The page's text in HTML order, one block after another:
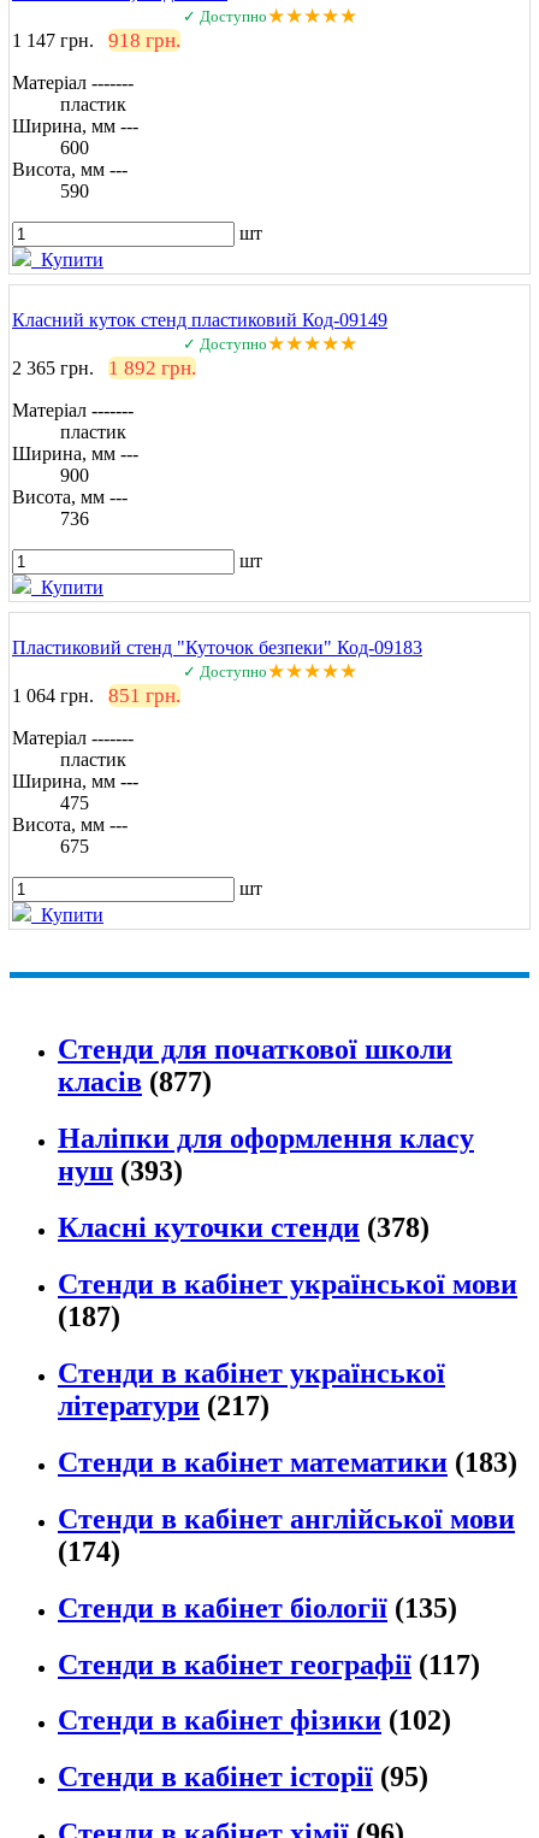
✓ Доступно★★★★★
1 147 грн. 918 грн.
Матеріал -------
пластик
Ширина, мм ---
600
Висота, мм ---
590
шт
Купити
Класний куток стенд пластиковий Код-09149
✓ Доступно★★★★★
2 365 грн. 1 892 грн.
Матеріал -------
пластик
Ширина, мм ---
900
Висота, мм ---
736
шт
Купити
Пластиковий стенд "Куточок безпеки" Код-09183
✓ Доступно★★★★★
1 064 грн. 851 грн.
Матеріал -------
пластик
Ширина, мм ---
475
Висота, мм ---
675
шт
Купити
Стенди для початкової школи
класів (877)
Наліпки для оформлення класу
нуш (393)
Класні куточки стенди (378)
Стенди в кабінет української мови
(187)
Стенди в кабінет української
літератури (217)
Стенди в кабінет математики (183)
Стенди в кабінет англійської мови
(174)
Стенди в кабінет біології (135)
Стенди в кабінет географії (117)
Стенди в кабінет фізики (102)
Стенди в кабінет історії (95)